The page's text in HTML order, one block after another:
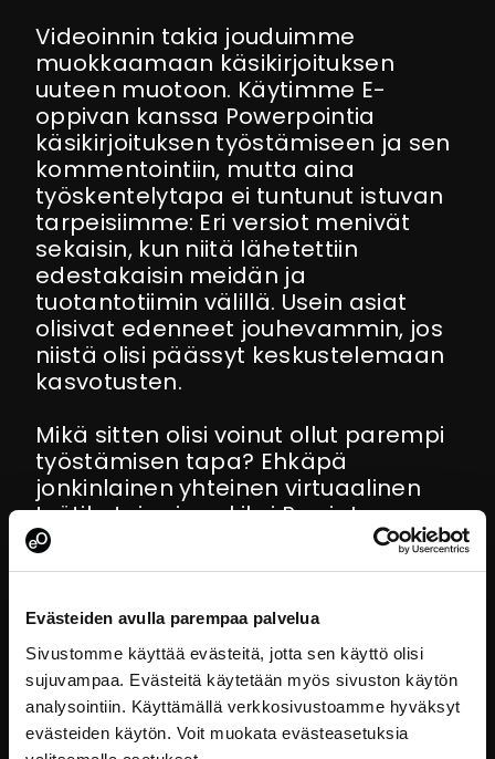
Evästeiden avulla parempaa palvelua
Sivustomme käyttää evästeitä, jotta sen käyttö olisi
sujuvampaa. Evästeitä käytetään myös sivuston käytön
analysointiin. Käyttämällä verkkosivustoamme hyväksyt
evästeiden käytön. Voit muokata evästeasetuksia
Videoinnin takia jouduimme
muokkaamaan käsikirjoituksen
uuteen muotoon. Käytimme E-
oppivan kanssa Powerpointia
käsikirjoituksen työstämiseen ja sen
kommentointiin, mutta aina
työskentelytapa ei tuntunut istuvan
tarpeisiimme: Eri versiot menivät
sekaisin, kun niitä lähetettiin
edestakaisin meidän ja
tuotantotiimin välillä. Usein asiat
olisivat edenneet jouhevammin, jos
niistä olisi päässyt keskustelemaan
kasvotusten.
Mikä sitten olisi voinut ollut parempi
työstämisen tapa? Ehkäpä
jonkinlainen yhteinen virtuaalinen
työtila tai esimerkiksi Prezi. Ja
useampia työpajoja, eli vähemmän
sähköposteja ja Powerpointin
kasvokkain.
Kamera käy